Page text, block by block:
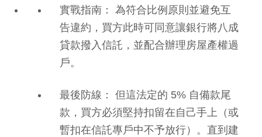
實戰指南： 為符合比例原則並避免互
告違約，買方此時可同意讓銀行將八成
貸款撥入信託，並配合辦理房屋產權過
戶。
最後防線： 但這法定的 5% 自備款尾
款，買方必須堅持扣留在自己手上（或
暫扣在信託專戶中不予放行）。直到建